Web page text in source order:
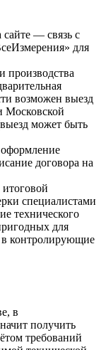
сайте — связь с
для
производства
возможен выезд
Московской
может быть
договора на
специалистами
технического
для
в контролирующие
в
получить
требований